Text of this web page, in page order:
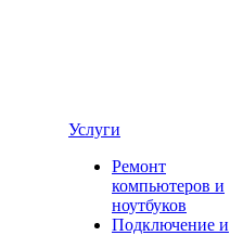
Услуги
Ремонт
компьютеров и
ноутбуков
Подключение и